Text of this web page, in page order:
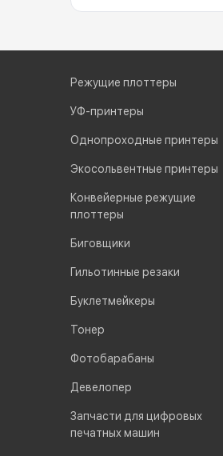
Режущие плоттеры
УФ-принтеры
Однопроходные принтеры
Экосольвентные принтеры
Конвейерные режущие
плоттеры
Биговщики
Гильотинные резаки
Буклетмейкеры
Тонер
Фотобарабаны
Девелопер
Запчасти для цифровых
печатных машин